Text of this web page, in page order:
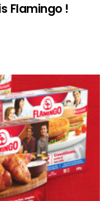
Flamingo !